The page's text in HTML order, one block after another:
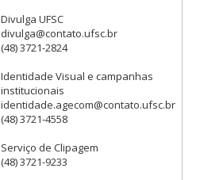
Divulga UFSC
divulga@contato.ufsc.br
(48) 3721-2824
Identidade Visual e campanhas
institucionais
identidade.agecom@contato.ufsc.br
(48) 3721-4558
Serviço de Clipagem
(48) 3721-9233